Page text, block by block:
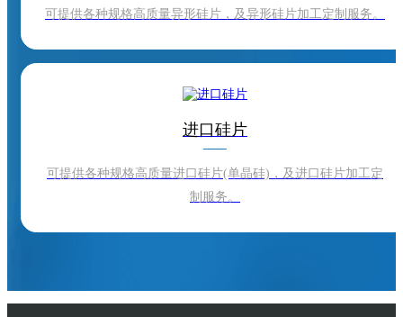
可提供各种规格高质量异形硅片，及异形硅片加工定制服务。
进口硅片
可提供各种规格高质量进口硅片(单晶硅)，及进口硅片加工定
制服务。